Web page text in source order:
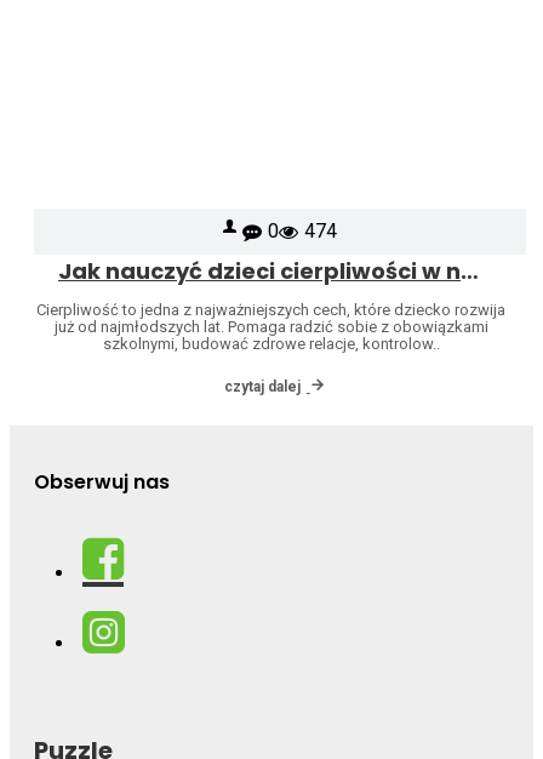
0 474
Jak nauczyć dzieci cierpliwości w naturalny sposób
Cierpliwość to jedna z najważniejszych cech, które dziecko rozwija
już od najmłodszych lat. Pomaga radzić sobie z obowiązkami
szkolnymi, budować zdrowe relacje, kontrolow..
czytaj dalej
Obserwuj nas
Puzzle